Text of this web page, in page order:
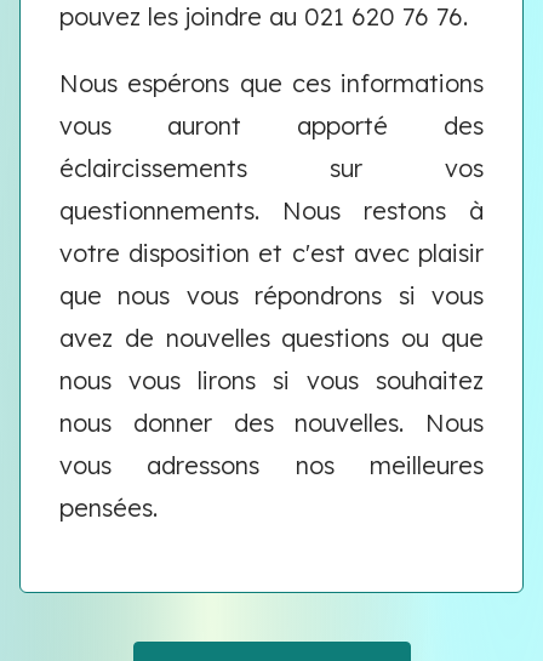
pouvez les joindre au 021 620 76 76.
Nous espérons que ces informations
vous auront apporté des
éclaircissements sur vos
questionnements. Nous restons à
votre disposition et c'est avec plaisir
que nous vous répondrons si vous
avez de nouvelles questions ou que
nous vous lirons si vous souhaitez
nous donner des nouvelles. Nous
vous adressons nos meilleures
pensées.